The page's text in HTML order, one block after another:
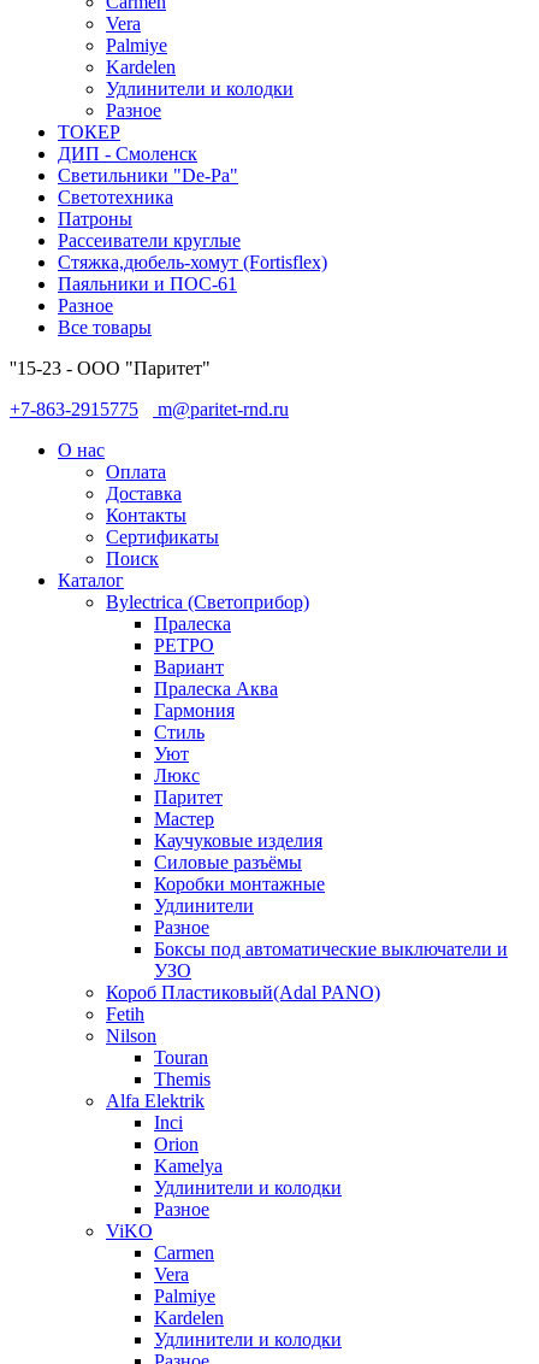
Vera
Palmiye
Kardelen
Удлинители и колодки
Разное
ТОКЕР
ДИП - Смоленск
Светильники "De-Pa"
Светотехника
Патроны
Рассеиватели круглые
Стяжка,дюбель-хомут (Fortisflex)
Паяльники и ПОС-61
Разное
Все товары
''15-23 - ООО "Паритет"
+7-863-2915775
m@paritet-rnd.ru
О нас
Оплата
Доставка
Контакты
Сертификаты
Поиск
Каталог
Bylectrica (Светоприбор)
Пралеска
РЕТРО
Вариант
Пралеска Аква
Гармония
Стиль
Уют
Люкс
Паритет
Мастер
Каучуковые изделия
Силовые разъёмы
Коробки монтажные
Удлинители
Разное
Боксы под автоматические выключатели и
УЗО
Короб Пластиковый(Adal PANO)
Fetih
Nilson
Touran
Themis
Alfa Elektrik
Inci
Orion
Kamelya
Удлинители и колодки
Разное
ViKO
Carmen
Vera
Palmiye
Kardelen
Удлинители и колодки